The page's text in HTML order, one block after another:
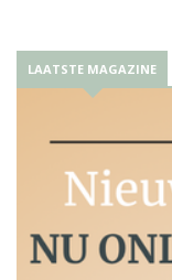
LAATSTE MAGAZINE